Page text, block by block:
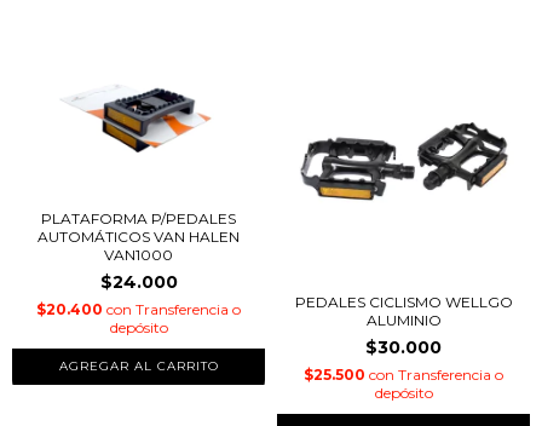
PLATAFORMA P/PEDALES
AUTOMÁTICOS VAN HALEN
VAN1000
$24.000
$20.400 con Transferencia o
depósito
PEDALES CICLISMO WELLGO
ALUMINIO
$30.000
$25.500 con Transferencia o
depósito